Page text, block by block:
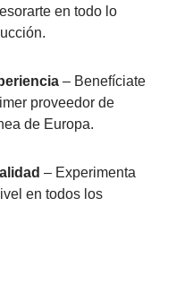
en todo lo
– Benefíciate
proveedor de
de Europa.
– Experimenta
en todos los